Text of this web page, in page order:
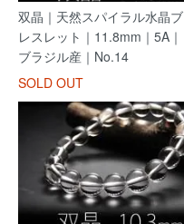
双晶｜天然スパイラル水晶ブ
レスレット｜11.8mm｜5A｜
ブラジル産｜No.14
SOLD OUT